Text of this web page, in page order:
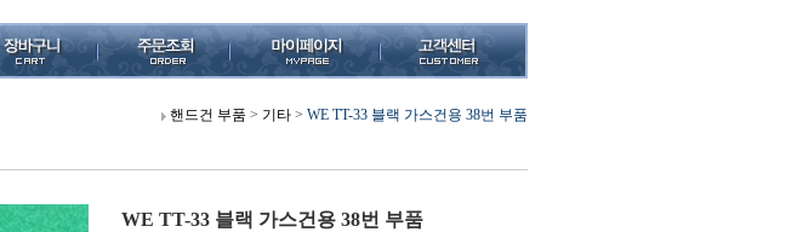
핸드건 부품 > 기타 > WE TT-33 블랙 가스건용 38번 부품
WE TT-33 블랙 가스건용 38번 부품